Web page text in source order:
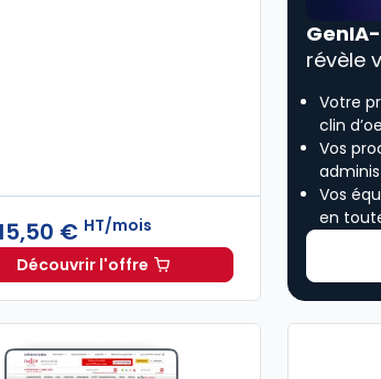
€ TTC
€ HT/mois
Découvrir l'offreNavis Droit des affaires à partir de
révèle
Votre
clin
Vos
Vos
en